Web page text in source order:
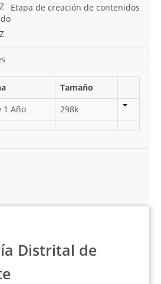
Etapa de creación de contenidos
Tamaño
1 Año 298k
Distrital de